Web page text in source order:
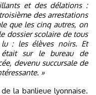
et des délations :
des arrestations
que les cinq autres, on
dossier scolaire de tous
: les élèves noirs. Et
sur le bureau de
devenu succursale de
»